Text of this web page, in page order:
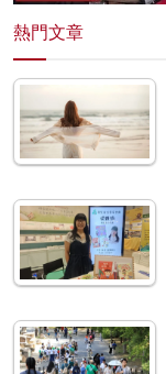
熱門文章